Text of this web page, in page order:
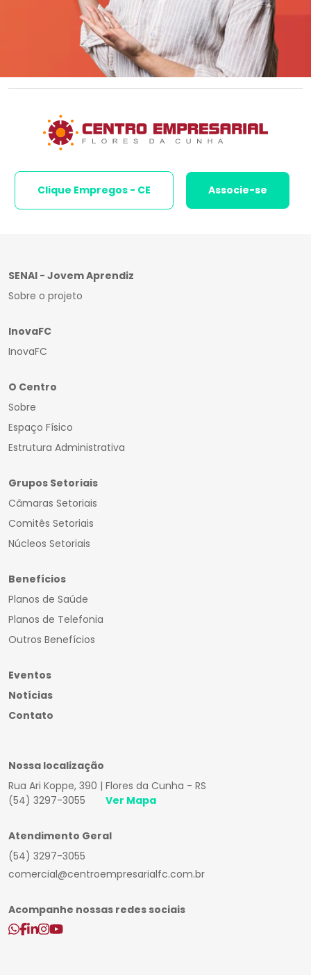
Clique Empregos - CE Associe-se
SENAI - Jovem Aprendiz
Sobre o projeto
InovaFC
InovaFC
O Centro
Sobre
Espaço Físico
Estrutura Administrativa
Grupos Setoriais
Câmaras Setoriais
Comitês Setoriais
Núcleos Setoriais
Benefícios
Planos de Saúde
Planos de Telefonia
Outros Benefícios
Eventos
Notícias
Contato
Nossa localização
Rua Ari Koppe, 390 | Flores da Cunha - RS
(54) 3297-3055
Ver Mapa
Atendimento Geral
(54) 3297-3055
comercial@centroempresarialfc.com.br
Acompanhe nossas redes sociais